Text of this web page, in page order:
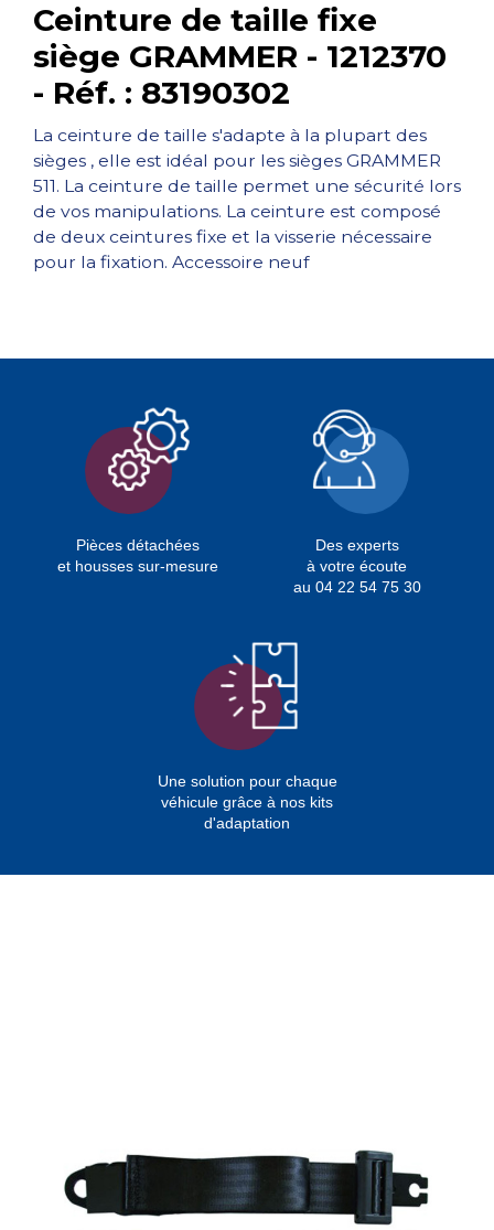
Ceinture de taille fixe
siège GRAMMER - 1212370
- Réf. : 83190302
La ceinture de taille s'adapte à la plupart des
sièges , elle est idéal pour les sièges GRAMMER
511. La ceinture de taille permet une sécurité lors
de vos manipulations. La ceinture est composé
de deux ceintures fixe et la visserie nécessaire
pour la fixation. Accessoire neuf
Pièces détachées
et housses sur-mesure
Des experts
à votre écoute
au 04 22 54 75 30
Une solution pour chaque
véhicule grâce à nos kits
d'adaptation